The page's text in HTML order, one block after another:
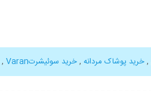
,خرید پوشاک مردانه ,خرید سوئیشرتVaran ,